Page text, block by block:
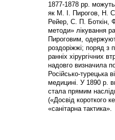
1877-1878 рр.
як М. І. Пирогов, Н.
Рейер, С. П. Боткін,
методи» лікування
Пироговим,
роздоріжжі; поряд з
ранніх хірургічних
надовго визначила
Російсько-турецька
медицині. У 1890 р.
стала прямим
(«Досвід короткого
«санітарна тактика».